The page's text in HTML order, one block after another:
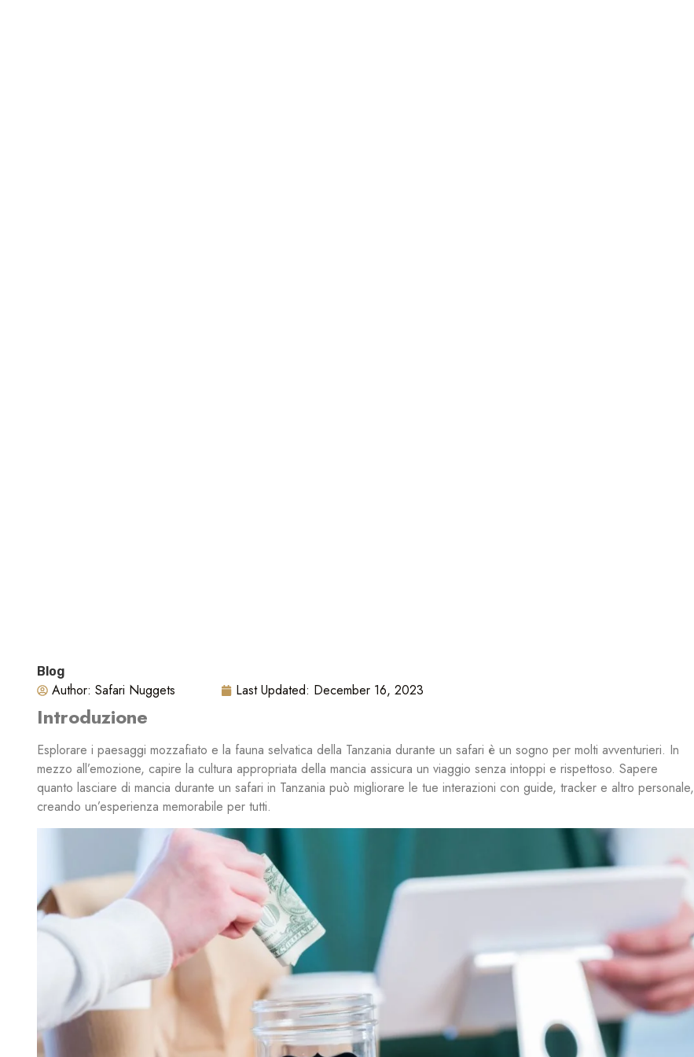
Blog
Author: Safari Nuggets Last Updated: December 16, 2023
Introduzione
Esplorare i paesaggi mozzafiato e la fauna selvatica della Tanzania durante un safari è un sogno per molti avventurieri. In
mezzo all’emozione, capire la cultura appropriata della mancia assicura un viaggio senza intoppi e rispettoso. Sapere
quanto lasciare di mancia durante un safari in Tanzania può migliorare le tue interazioni con guide, tracker e altro personale,
creando un’esperienza memorabile per tutti.